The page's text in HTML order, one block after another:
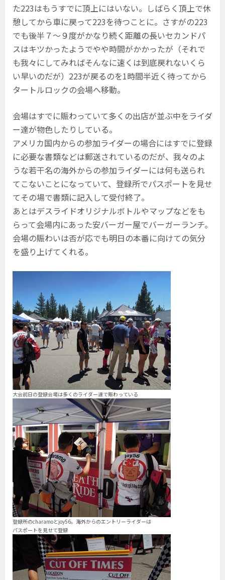
た223はもうすでに頂上にはいない。しばらく頂上で休
憩してから車に戻って223を待つことに。さすがの223
でも後半７〜９度がかなり続く距離の長いセカンドパ
スはキツかったようでやや時間がかかったが（それで
も我々にしてみればそんなに速くは到底戻れないくら
い早いのだが）223が戻るのを1時間半近く待ってから
タートルロックの会場へ移動。
会場はすでに賑わっていて多くの出店が並ぶ中をライダ
ー達が物色したりしている。
アメリカ国内からの参加ライダーの場合にはすでに登録
に必要な書類などは郵送されているのだが、我々のよ
うな若干名の海外からの参加ライダーには何も送られ
てこないことになっていて、登録所でパスポートを見せ
てその場で書類に記入して受付終了。
あとはデスライドオリジナルボトルやマップなどをも
らって会場内にあった安バーガー屋でバーガーランチ。
会場の賑わいは否が応でも明日の本番に向けての気分
を盛り上げてくれる。
大会前日の登録会場は多くのライダー達で賑わっている
登録所のcharamoとjoy56。海外からのエントリーライダーは
パスポートを見せて登録